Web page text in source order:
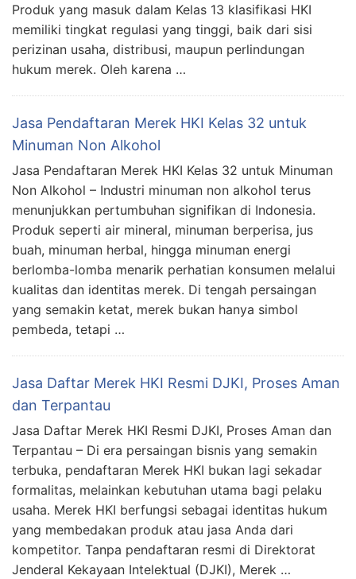
Produk yang masuk dalam Kelas 13 klasifikasi HKI
memiliki tingkat regulasi yang tinggi, baik dari sisi
perizinan usaha, distribusi, maupun perlindungan
hukum merek. Oleh karena …
Jasa Pendaftaran Merek HKI Kelas 32 untuk
Minuman Non Alkohol
Jasa Pendaftaran Merek HKI Kelas 32 untuk Minuman
Non Alkohol – Industri minuman non alkohol terus
menunjukkan pertumbuhan signifikan di Indonesia.
Produk seperti air mineral, minuman berperisa, jus
buah, minuman herbal, hingga minuman energi
berlomba-lomba menarik perhatian konsumen melalui
kualitas dan identitas merek. Di tengah persaingan
yang semakin ketat, merek bukan hanya simbol
pembeda, tetapi …
Jasa Daftar Merek HKI Resmi DJKI, Proses Aman
dan Terpantau
Jasa Daftar Merek HKI Resmi DJKI, Proses Aman dan
Terpantau – Di era persaingan bisnis yang semakin
terbuka, pendaftaran Merek HKI bukan lagi sekadar
formalitas, melainkan kebutuhan utama bagi pelaku
usaha. Merek HKI berfungsi sebagai identitas hukum
yang membedakan produk atau jasa Anda dari
kompetitor. Tanpa pendaftaran resmi di Direktorat
Jenderal Kekayaan Intelektual (DJKI), Merek …